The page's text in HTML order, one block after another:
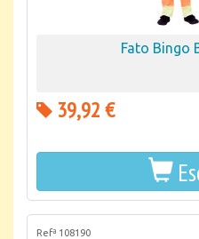
Fato Bingo
39,92 €
Refª 108190